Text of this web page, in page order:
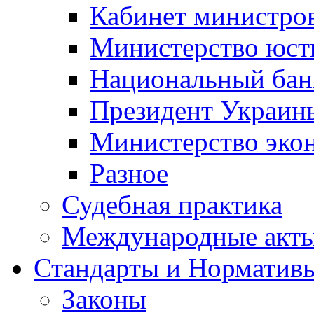
Кабинет
Министерство
Национальный
Президент
Министерство
Разное
Судебная практика
Международные
Стандарты и
Законы